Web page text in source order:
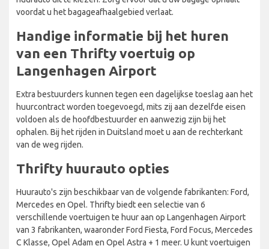
voordat u het bagageafhaalgebied verlaat.
Handige informatie bij het huren
van een Thrifty voertuig op
Langenhagen Airport
Extra bestuurders kunnen tegen een dagelijkse toeslag aan het
huurcontract worden toegevoegd, mits zij aan dezelfde eisen
voldoen als de hoofdbestuurder en aanwezig zijn bij het
ophalen. Bij het rijden in Duitsland moet u aan de rechterkant
van de weg rijden.
Thrifty huurauto opties
Huurauto's zijn beschikbaar van de volgende fabrikanten: Ford,
Mercedes en Opel. Thrifty biedt een selectie van 6
verschillende voertuigen te huur aan op Langenhagen Airport
van 3 fabrikanten, waaronder Ford Fiesta, Ford Focus, Mercedes
C Klasse, Opel Adam en Opel Astra + 1 meer. U kunt voertuigen